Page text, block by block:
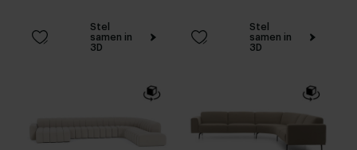
Stel
samen in
3D
Stel
samen in
3D